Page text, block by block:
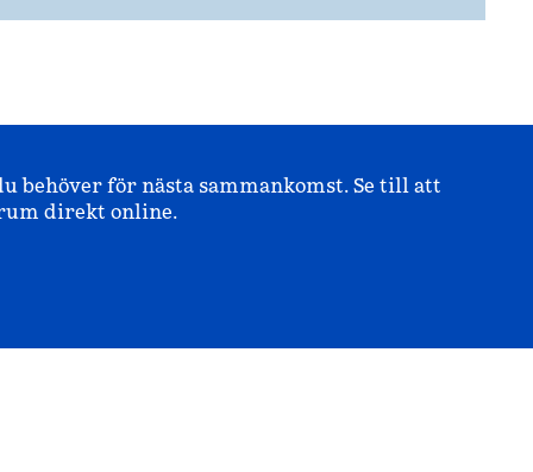
behöver för nästa sammankomst. Se till att
rum direkt online.